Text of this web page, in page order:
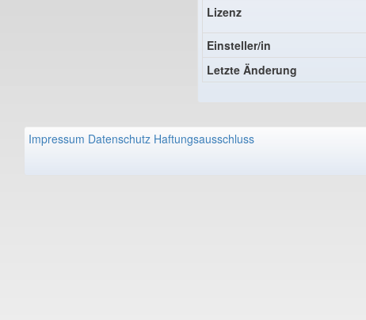
Lizenz
Einsteller/in
Letzte Änderung
Impressum Datenschutz Haftungsausschluss